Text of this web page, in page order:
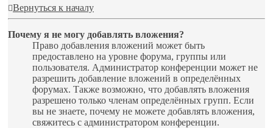
Вернуться к началу
Почему я не могу добавлять вложения?
Право добавления вложений может быть
предоставлено на уровне форума, группы или
пользователя. Администратор конференции может не
разрешить добавление вложений в определённых
форумах. Также возможно, что добавлять вложения
разрешено только членам определённых групп. Если
вы не знаете, почему не можете добавлять вложения,
свяжитесь с администратором конференции.